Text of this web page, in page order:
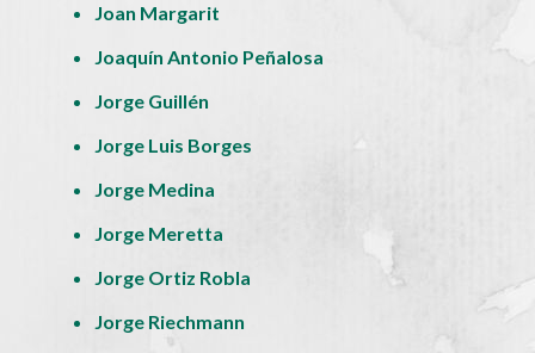
Joan Margarit
Joaquín Antonio Peñalosa
Jorge Guillén
Jorge Luis Borges
Jorge Medina
Jorge Meretta
Jorge Ortiz Robla
Jorge Riechmann